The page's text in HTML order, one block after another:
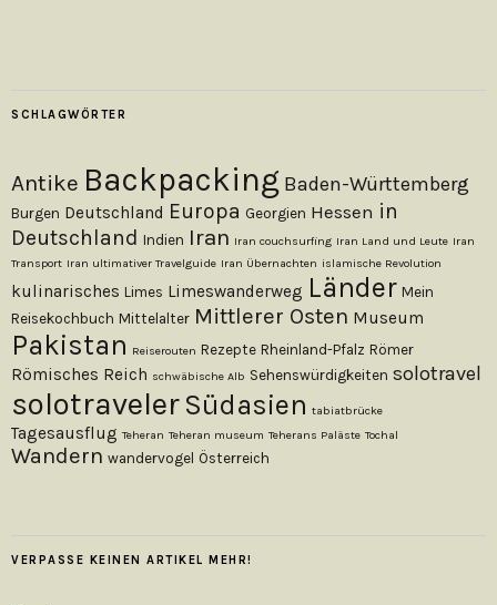
SCHLAGWÖRTER
Antike Backpacking Baden-Württemberg
Burgen Deutschland Europa Georgien Hessen in
Deutschland Indien Iran Iran couchsurfing Iran Land und Leute Iran
Transport Iran ultimativer Travelguide Iran Übernachten islamische Revolution
kulinarisches Limes Limeswanderweg Länder Mein
Reisekochbuch Mittelalter Mittlerer Osten Museum
Pakistan Reiserouten Rezepte Rheinland-Pfalz Römer
Römisches Reich schwäbische Alb Sehenswürdigkeiten solotravel
solotraveler Südasien tabiatbrücke
Tagesausflug Teheran Teheran museum Teherans Paläste Tochal
Wandern wandervogel Österreich
VERPASSE KEINEN ARTIKEL MEHR!